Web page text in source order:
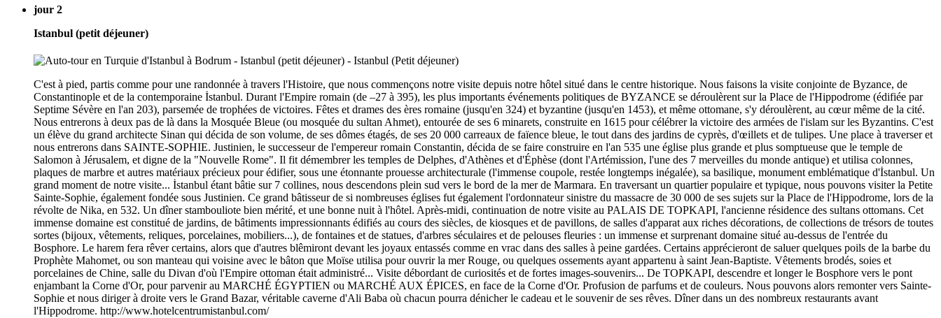
jour 2
Istanbul (petit déjeuner)
C'est à pied, partis comme pour une randonnée à travers l'Histoire, que nous commençons notre visite depuis notre hôtel situé dans le centre historique. Nous faisons la visite conjointe de Byzance, de
Constantinople et de la contemporaine İstanbul. Durant l'Empire romain (de –27 à 395), les plus importants événements politiques de BYZANCE se déroulèrent sur la Place de l'Hippodrome (édifiée par
Septime Sévère en l'an 203), parsemée de trophées de victoires. Fêtes et drames des ères romaine (jusqu'en 324) et byzantine (jusqu'en 1453), et même ottomane, s'y déroulèrent, au cœur même de la cité.
Nous entrerons à deux pas de là dans la Mosquée Bleue (ou mosquée du sultan Ahmet), entourée de ses 6 minarets, construite en 1615 pour célébrer la victoire des armées de l'islam sur les Byzantins. C'est
un élève du grand architecte Sinan qui décida de son volume, de ses dômes étagés, de ses 20 000 carreaux de faïence bleue, le tout dans des jardins de cyprès, d'œillets et de tulipes. Une place à traverser et
nous entrerons dans SAINTE-SOPHIE. Justinien, le successeur de l'empereur romain Constantin, décida de se faire construire en l'an 535 une église plus grande et plus somptueuse que le temple de
Salomon à Jérusalem, et digne de la "Nouvelle Rome". Il fit démembrer les temples de Delphes, d'Athènes et d'Éphèse (dont l'Artémission, l'une des 7 merveilles du monde antique) et utilisa colonnes,
plaques de marbre et autres matériaux précieux pour édifier, sous une étonnante prouesse architecturale (l'immense coupole, restée longtemps inégalée), sa basilique, monument emblématique d'İstanbul. Un
grand moment de notre visite... İstanbul étant bâtie sur 7 collines, nous descendons plein sud vers le bord de la mer de Marmara. En traversant un quartier populaire et typique, nous pouvons visiter la Petite
Sainte-Sophie, également fondée sous Justinien. Ce grand bâtisseur de si nombreuses églises fut également l'ordonnateur sinistre du massacre de 30 000 de ses sujets sur la Place de l'Hippodrome, lors de la
révolte de Nika, en 532. Un dîner stambouliote bien mérité, et une bonne nuit à l'hôtel. Après-midi, continuation de notre visite au PALAIS DE TOPKAPI, l'ancienne résidence des sultans ottomans. Cet
immense domaine est constitué de jardins, de bâtiments impressionnants édifiés au cours des siècles, de kiosques et de pavillons, de salles d'apparat aux riches décorations, de collections de trésors de toutes
sortes (bijoux, vêtements, reliques, porcelaines, mobiliers...), de fontaines et de statues, d'arbres séculaires et de pelouses fleuries : un immense et surprenant domaine situé au-dessus de l'entrée du
Bosphore. Le harem fera rêver certains, alors que d'autres blêmiront devant les joyaux entassés comme en vrac dans des salles à peine gardées. Certains apprécieront de saluer quelques poils de la barbe du
Prophète Mahomet, ou son manteau qui voisine avec le bâton que Moïse utilisa pour ouvrir la mer Rouge, ou quelques ossements ayant appartenu à saint Jean-Baptiste. Vêtements brodés, soies et
porcelaines de Chine, salle du Divan d'où l'Empire ottoman était administré... Visite débordant de curiosités et de fortes images-souvenirs... De TOPKAPI, descendre et longer le Bosphore vers le pont
enjambant la Corne d'Or, pour parvenir au MARCHÉ ÉGYPTIEN ou MARCHÉ AUX ÉPICES, en face de la Corne d'Or. Profusion de parfums et de couleurs. Nous pouvons alors remonter vers Sainte-
Sophie et nous diriger à droite vers le Grand Bazar, véritable caverne d'Ali Baba où chacun pourra dénicher le cadeau et le souvenir de ses rêves. Dîner dans un des nombreux restaurants avant
l'Hippodrome. http://www.hotelcentrumistanbul.com/